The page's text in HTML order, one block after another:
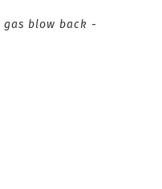
gas blow back -